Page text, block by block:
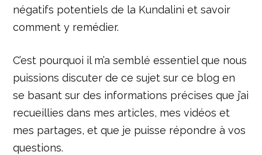
négatifs potentiels de la Kundalini et savoir
comment y remédier.
C’est pourquoi il m’a semblé essentiel que nous
puissions discuter de ce sujet sur ce blog en
se basant sur des informations précises que j’ai
recueillies dans mes articles, mes vidéos et
mes partages, et que je puisse répondre à vos
questions.